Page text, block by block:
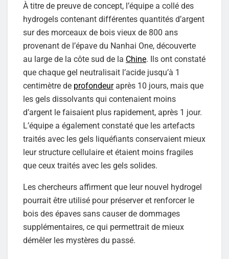
À titre de preuve de concept, l’équipe a collé des
hydrogels contenant différentes quantités d’argent
sur des morceaux de bois vieux de 800 ans
provenant de l’épave du Nanhai One, découverte
au large de la côte sud de la Chine. Ils ont constaté
que chaque gel neutralisait l’acide jusqu’à 1
centimètre de profondeuraprès 10 jours, mais que
les gels dissolvants qui contenaient moins
d’argent le faisaient plus rapidement, après 1 jour.
L’équipe a également constaté que les artefacts
traités avec les gels liquéfiants conservaient mieux
leur structure cellulaire et étaient moins fragiles
que ceux traités avec les gels solides.
Les chercheurs affirment que leur nouvel hydrogel
pourrait être utilisé pour préserver et renforcer le
bois des épaves sans causer de dommages
supplémentaires, ce qui permettrait de mieux
démêler les mystères du passé.